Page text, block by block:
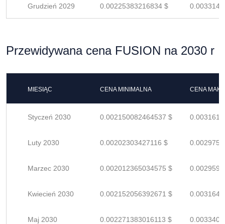
Grudzień 2029 0.00225383216834 $
Przewidywana cena FUSION na 2030 r
MIESIĄC CENA MINIMALNA CENA
Styczeń 2030 0.002150082464537 $
Luty 2030 0.00202303427116 $
Marzec 2030 0.002012365034575 $
Kwiecień 2030 0.002152056392671 $
Maj 2030 0.002271383016113 $